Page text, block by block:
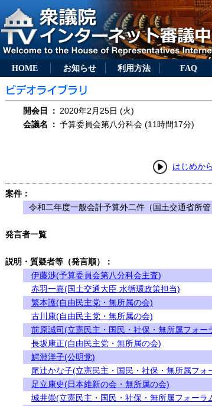
HOME お知らせ 利用方法 FAQ
開会日 ： 2020年2月25日 (火)
会議名
： 予算委員会第八分科会 (11時間17分)
はじめか
案件：
令和二年度一般会計予算外二件（国土交通省所管
発言者一覧
説明・質疑者等（発言順）：
伊藤渉(予算委員会第八分科会主査)
赤羽一嘉(国土交通大臣 水循環政策担当)
繁本護(自由民主党・無所属の会)
古川康(自由民主党・無所属の会)
前原誠司(立憲民主・国民・社保・無所属フォー
長坂康正(自由民主党・無所属の会)
鰐淵洋子(公明党)
尾辻かな子(立憲民主・国民・社保・無所属フォ
足立康史(日本維新の会・無所属の会)
城井崇(立憲民主・国民・社保・無所属フォーラ